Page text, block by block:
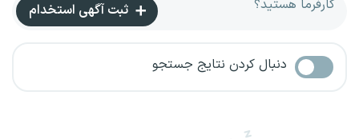
کارفرما هستید؟ ثبت آگهی استخدام
دنبال کردن نتایج جستجو